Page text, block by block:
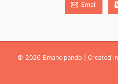
Email
© 2026 Emancipando | Created